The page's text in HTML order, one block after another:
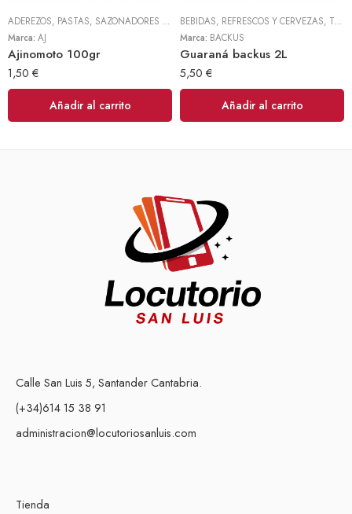
ADEREZOS, PASTAS, SAZONADORES Y CONDIMENTOS ,TODOS
Marca: AJ
Ajinomoto 100gr
1,50 €
Añadir al carrito
BEBIDAS, REFRESCOS Y CERVEZAS, TODOS
Marca: BACKUS
Guaraná backus 2L
5,50 €
Añadir al carrito
Calle San Luis 5, Santander Cantabria.
(+34)614 15 38 91
administracion@locutoriosanluis.com
Tienda